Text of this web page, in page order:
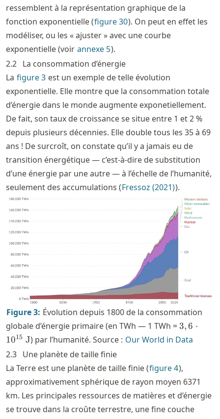
ressemblent à la représentation graphique de la
fonction exponentielle (figure30). On peut en effet les
modéliser, ou les « ajuster » avec une courbe
exponentielle (voir annexe 5).
2.2 La consommation d’énergie
La figure3 est un exemple de telle évolution
exponentielle. Elle montre que la consommation totale
d’énergie dans le monde augmente exponetiellement.
De fait, son taux de croissance se situe entre 1 et 2 %
depuis plusieurs décennies. Elle double tous les 35 à 69
ans ! De surcroît, on constate qu’il y a jamais eu de
transition énergétique — c’est-à-dire de substitution
d’une énergie par une autre — à l’échelle de l’humanité,
seulement des accumulations (Fressoz (2021)).
Figure3: Évolution depuis 1800 de la consommation
globale d’énergie primaire (en TWh — 1 TWh = 3,6\cdot
10^{15}\
3,6 ⋅
1015 J) par l’humanité. Source : Our World in Data
2.3 Une planète de taille finie
La Terre est une planète de taille finie (figure4),
approximativement sphérique de rayon moyen 6371
km. Les principales ressources de matières et d’énergie
se trouve dans la croûte terrestre, une fine couche